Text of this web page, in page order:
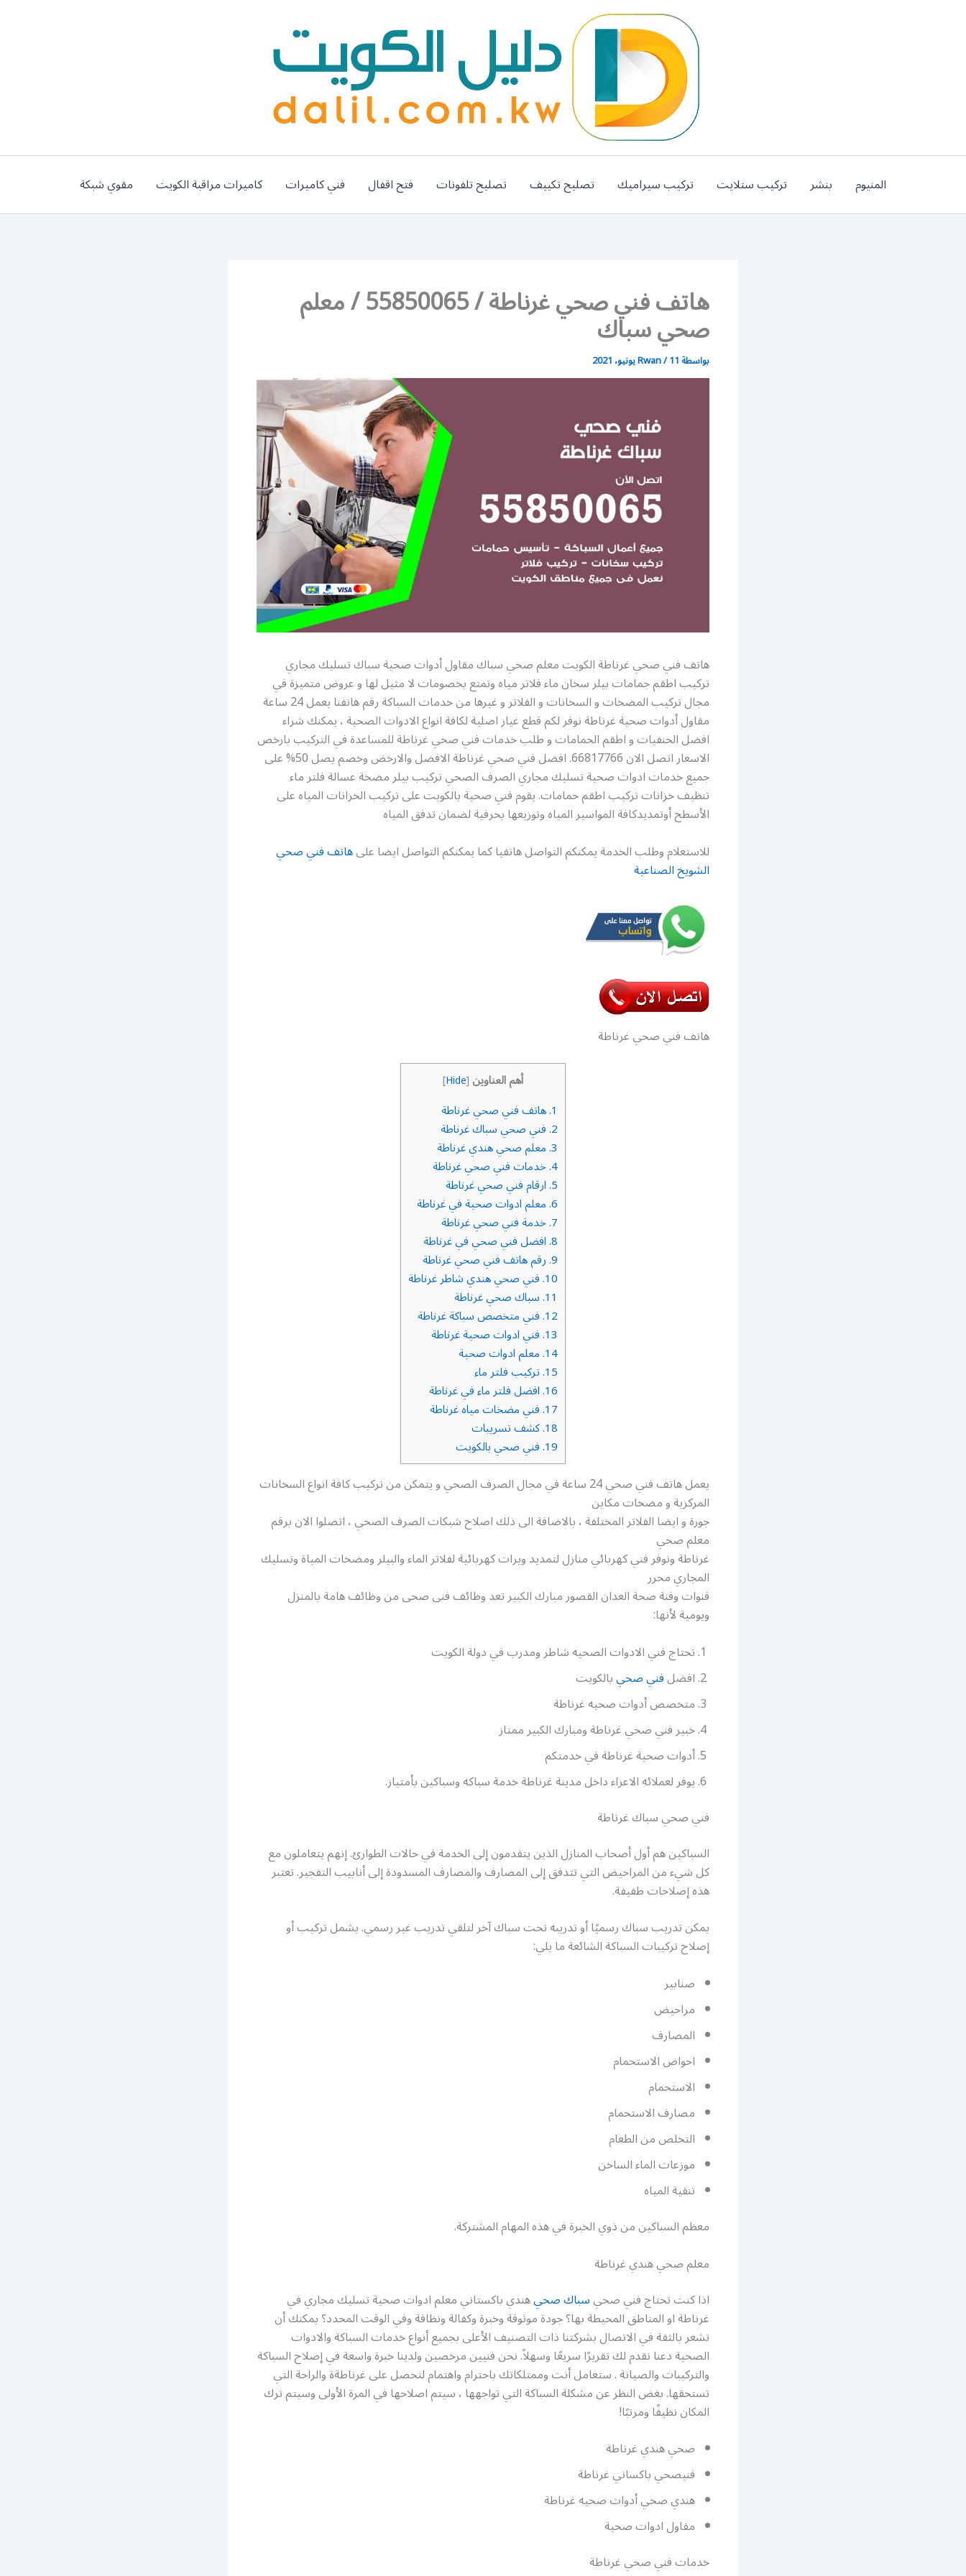
المنيوم بنشر تركيب ستلايت تركيب سيراميك تصليح تكييف تصليح تلفونات فتح اقفال فني كاميرات كاميرات مراقبة الكويت مقوي شبكة
هاتف فني صحي غرناطة / 55850065 / معلم
صحي سباك
بواسطة Rwan/11 يونيو، 2021
هاتف فني صحي غرناطة الكويت معلم صحي سباك مقاول أدوات صحية سباك تسليك مجاري
تركيب اطقم جمامات بيلر سخان ماء فلاتر مياه وتمتع بخصومات لا مثيل لها و عروض متميزة في
مجال تركيب المضخات و السخانات و الفلاتر و غيرها من خدمات السباكة رقم هاتفنا يعمل 24 ساعة
مقاول أدوات صحية غرناطة نوفر لكم قطع غيار اصلية لكافة انواع الادوات الصحية ، يمكنك شراء
افضل الحنفيات و اطقم الحمامات و طلب خدمات فني صحي غرناطة للمساعدة في التركيب بارخص
الاسعار اتصل الان 66817766. افضل فني صحي غرناطة الافضل والارخض وخصم يصل 50% على
جميع خدمات ادوات صحية تسليك مجاري الصرف الصحي تركيب بيلر مضخة عسالة فلتر ماء
تنظيف خزانات تركيب اطقم حمامات. يقوم فني صحية بالكويت على تركيب الخزانات المياه على
الأسطح أوتمديدكافة المواسير المياه وتوزيعها بحرفية لضمان تدفق المياه
للاستعلام وطلب الخدمة يمكنكم التواصل هاتفيا كما يمكنكم التواصل ايضا علىهاتف فني صحي
الشويخ الصناعية
هاتف فني صحي غرناطة
أهم العناوين [
Hide
]
1. هاتف فني صحي غرناطة
2. فني صحي سباك غرناطة
3. معلم صحي هندي غرناطة
4. خدمات فني صحي غرناطة
5. ارقام فني صحي غرناطة
6. معلم ادوات صحية في غرناطة
7. خدمة فني صحي غرناطة
8. افضل فني صحي في غرناطة
9. رقم هاتف فني صحي غرناطة
10. فني صحي هندي شاطر غرناطة
11. سباك صحي غرناطة
12. فني متخصص سباكة غرناطة
13. فني ادوات صحية غرناطة
14. معلم ادوات صحية
15. تركيب فلتر ماء
16. افضل فلتر ماء في غرناطة
17. فني مضخات مياه غرناطة
18. كشف تسريبات
19. فني صحي بالكويت
يعمل هاتف فني صحي 24 ساعة في مجال الصرف الصحي و يتمكن من تركيب كافة انواع السخانات
المركزية و مضخات مكاين
جورة و ايضا الفلاتر المختلفة ، بالاضافة الى ذلك اصلاح شبكات الصرف الصحي ، اتصلوا الان برقم
معلم صحي
غرناطة ونوفر فني كهربائي منازل لتمديد ويرات كهربائية لفلاتر الماء والبيلر ومضخات المياة وتسليك
المجاري محرر
قنوات وفنة صحة العدان القصور مبارك الكبير تعد وظائف فنى صحى من وظائف هامة بالمنزل
ويومية لأنها:
تحتاج فني الادوات الصحيه شاطر ومدرب في دولة الكويت
افضلفني صحيبالكويت
متخصص أدوات صحيه غرناطة
خبير فني صحي غرناطة ومبارك الكبير ممتاز
أدوات صحية غرناطة في خدمتكم
يوفر لعملائه الاعزاء داخل مدينة غرناطة خدمة سباكه وسباكين بأمتياز.
فني صحي سباك غرناطة
السباكين هم أول أصحاب المنازل الذين يتقدمون إلى الخدمة في حالات الطوارئ. إنهم يتعاملون مع
كل شيء من المراحيض التي تتدفق إلى المصارف والمصارف المسدودة إلى أنابيب التفجير. تعتبر
هذه إصلاحات طفيفة.
يمكن تدريب سباك رسميًا أو تدريبه تحت سباك آخر لتلقي تدريب غير رسمي. يشمل تركيب أو
إصلاح تركيبات السباكة الشائعة ما يلي:
صنابير
مراحيض
المصارف
احواض الاستحمام
الاستحمام
مصارف الاستحمام
التخلص من الطعام
موزعات الماء الساخن
تنقية المياه
معظم السباكين من ذوي الخبرة في هذه المهام المشتركة.
معلم صحي هندي غرناطة
اذا كنت تحتاج فني صحيسباك صحيهندي باكستاني معلم ادوات صحية تسليك مجاري في
غرناطة او المناطق المحيطة بها؟ جودة موثوقة وخبرة وكفالة ونظافة وفي الوقت المحدد؟ يمكنك أن
تشعر بالثقة في الاتصال بشركتنا ذات التصنيف الأعلى بجميع أنواع خدمات السباكة والادوات
الصحية دعنا نقدم لك تقريرًا سريعًا وسهلاً. نحن فنيين مرخصين ولدينا خبرة واسعة في إصلاح السباكة
والتركيبات والصيانة . ستعامل أنت وممتلكاتك باحترام واهتمام لتحصل على غرناطةة والراحة التي
تستحقها. بغض النظر عن مشكلة السباكة التي تواجهها ، سيتم اصلاحها في المرة الأولى وسيتم ترك
المكان نظيفًا ومرتبًا!
صحي هندي غرناطة
فنيصحي باكساني غرناطة
هندي صحي أدوات صحيه غرناطة
مقاول ادوات صحية
خدمات فني صحي غرناطة